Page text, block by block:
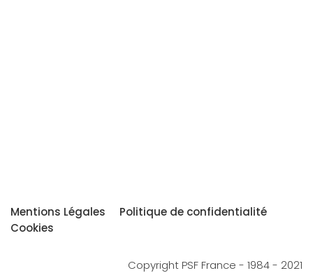
Mentions Légales
Politique de confidentialité
Cookies
Copyright PSF France - 1984 - 2021